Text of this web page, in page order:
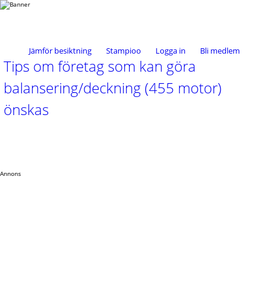
Jämför besiktning Stampioo Logga in Bli medlem
Tips om företag som kan göra
balansering/deckning (455 motor)
önskas
Annons